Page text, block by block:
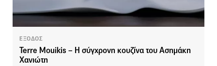
ΕΞΟΔΟΣ
Terre Mouikis – Η σύγχρονη κουζίνα του Ασημάκη
Χανιώτη